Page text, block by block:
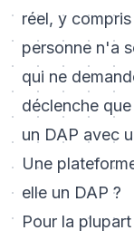
réel, y
personne n'a
qui ne
déclenche
un DAP avec
Une
elle un DAP ?
Pour la